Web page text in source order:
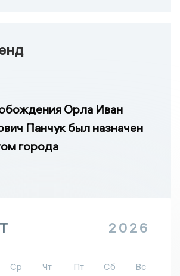
Орла Иван
Панчук был назначен
города
2026
Ср Чт Пт Сб
Вс